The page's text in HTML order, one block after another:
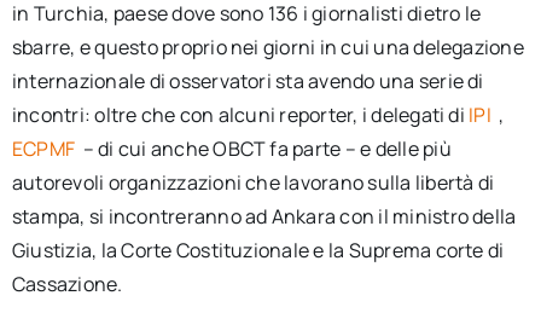
in Turchia, paese dove sono 136 i giornalisti dietro le
sbarre, e questo proprio nei giorni in cui una delegazione
internazionale di osservatori sta avendo una serie di
incontri: oltre che con alcuni reporter, i delegati di IPI ,
ECPMF – di cui anche OBCT fa parte – e delle più
autorevoli organizzazioni che lavorano sulla libertà di
stampa, si incontreranno ad Ankara con il ministro della
Giustizia, la Corte Costituzionale e la Suprema corte di
Cassazione.